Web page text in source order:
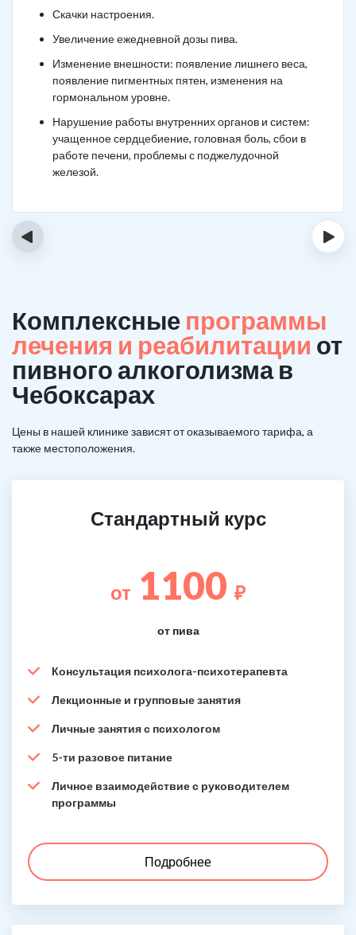
Скачки настроения.
Увеличение ежедневной дозы пива.
Изменение внешности: появление лишнего веса,
появление пигментных пятен, изменения на
гормональном уровне.
Нарушение работы внутренних органов и систем:
учащенное сердцебиение, головная боль, сбои в
работе печени, проблемы с поджелудочной
железой.
‹ ›
Комплексные программы
лечения и реабилитации от
пивного алкоголизма в
Чебоксарах
Цены в нашей клинике зависят от оказываемого тарифа, а
также местоположения.
Стандартный курс
от 1100 ₽
от пива
Консультация психолога-психотерапевта
Лекционные и групповые занятия
Личные занятия с психологом
5-ти разовое питание
Личное взаимодействие с руководителем
программы
Подробнее